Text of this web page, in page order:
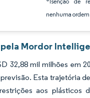
nenhuma
Mordor
32,88 mil milhões em
Esta trajetória
aos